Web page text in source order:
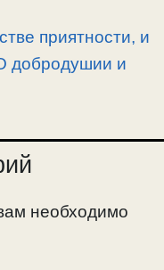
приятности, и
добродушии и
необходимо